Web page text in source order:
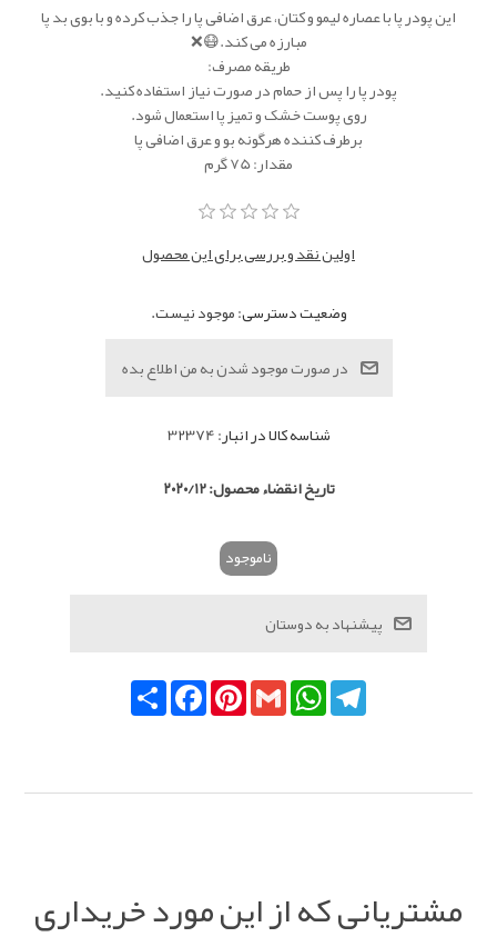
این پودر پا با عصاره لیمو و کتان، عرق اضافی پا را جذب کرده و با بوی بد پا
مبارزه می کند.😷❌
طریقه مصرف:
پودر پا را پس از حمام در صورت نیاز استفاده کنید.
روی پوست خشک و تمیز پا استعمال شود.
برطرف کننده هرگونه بو و عرق اضافی پا
مقدار: 75 گرم
اولین نقد و بررسی برای این محصول
وضعیت دسترسی:موجود نیست.
شناسه کالا در انبار:32374
تاریخ انقضاء محصول: ۲۰۲۰/12
ناموجود
اشتراکFacebookPinterestGmail
WhatsAppTelegram
مشتریانی که از این مورد خریداری